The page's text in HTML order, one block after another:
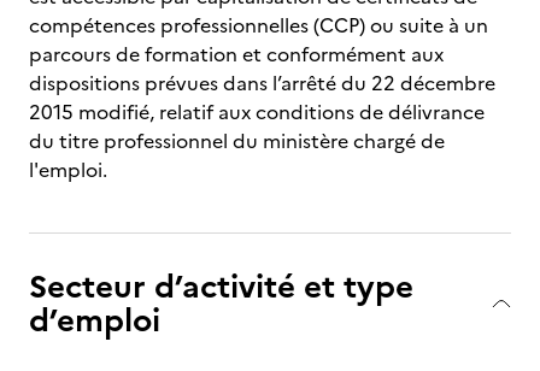
compétences professionnelles (CCP) ou suite à un
parcours de formation et conformément aux
dispositions prévues dans l’arrêté du 22 décembre
2015 modifié, relatif aux conditions de délivrance
du titre professionnel du ministère chargé de
l'emploi.
Secteur d’activité et type
d’emploi